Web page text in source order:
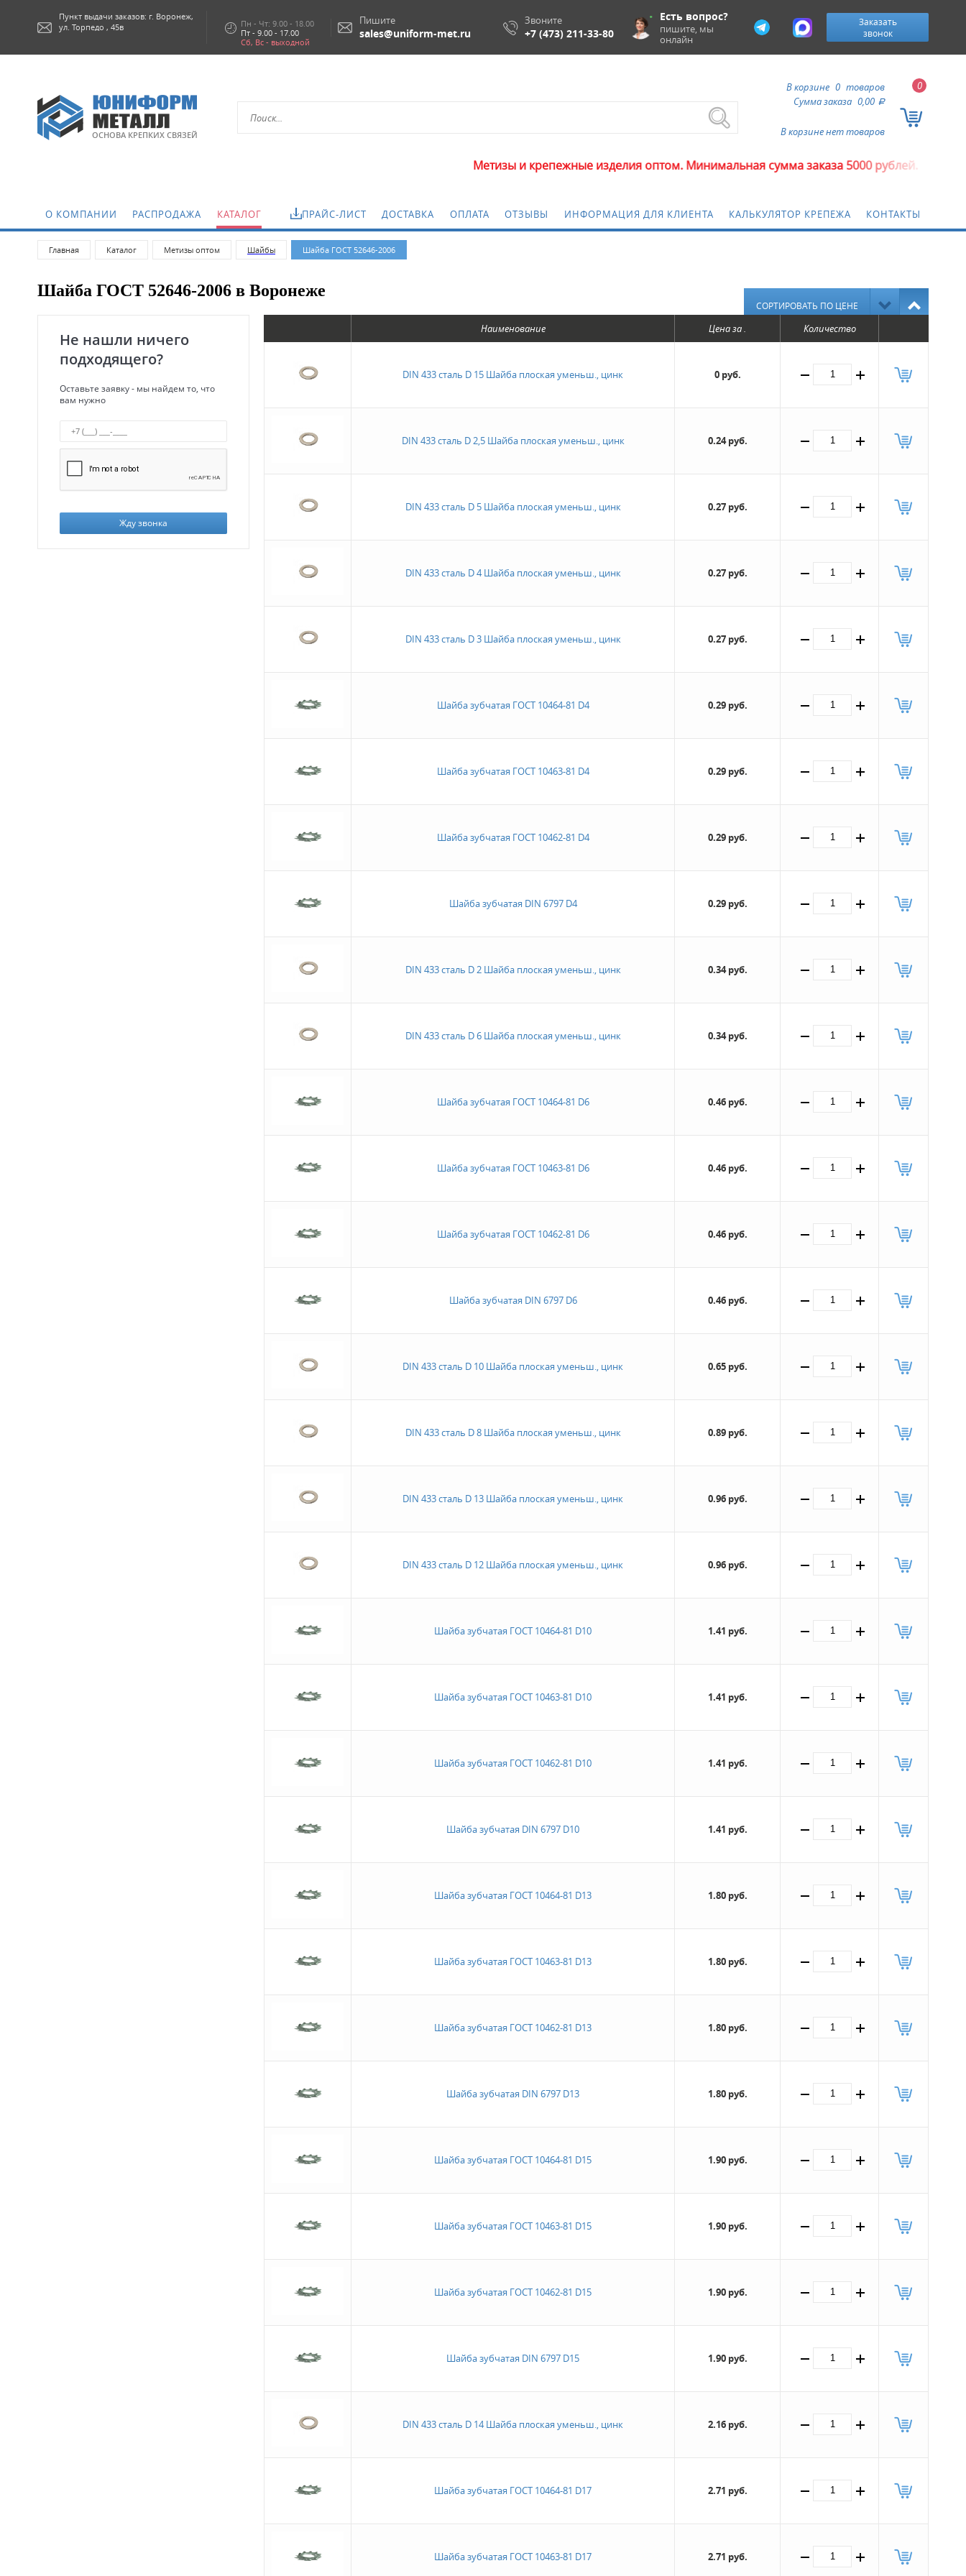
Есть вопрос?
пишите, мы
онлайн
Пункт выдачи заказов: г. Воронеж,
ул. Торпедо , 45в
Пн - Чт: 9.00 - 18.00
Пт - 9.00 - 17.00
Сб, Вс - выходной
Пишите
sales@uniform-met.ru
Звоните
+7 (473) 211-33-80
Заказать
звонок
ОСНОВА КРЕПКИХ СВЯЗЕЙ
0
В корзине 0 товаров
Сумма заказа 0,00 a
В корзине нет товаров
Метизы и крепежные изделия оптом. Минимальная сумма заказа 5000 рублей.
О КОМПАНИИ РАСПРОДАЖА КАТАЛОГ ПРАЙС-ЛИСТ ДОСТАВКА ОПЛАТА ОТЗЫВЫ ИНФОРМАЦИЯ ДЛЯ КЛИЕНТА КАЛЬКУЛЯТОР КРЕПЕЖА КОНТАКТЫ
Главная Каталог Метизы оптом Шайбы Шайба ГОСТ 52646-2006
Шайба ГОСТ 52646-2006 в Воронеже
СОРТИРОВАТЬ ПО ЦЕНЕ
Не нашли ничего
подходящего?
Оставьте заявку - мы найдем то, что
вам нужно
Жду звонка
Наименование Цена за . Количество
DIN 433 сталь D 15 Шайба плоская уменьш., цинк 0 руб.
DIN 433 сталь D 2,5 Шайба плоская уменьш., цинк 0.24 руб.
DIN 433 сталь D 5 Шайба плоская уменьш., цинк 0.27 руб.
DIN 433 сталь D 4 Шайба плоская уменьш., цинк 0.27 руб.
DIN 433 сталь D 3 Шайба плоская уменьш., цинк 0.27 руб.
Шайба зубчатая ГОСТ 10464-81 D4 0.29 руб.
Шайба зубчатая ГОСТ 10463-81 D4 0.29 руб.
Шайба зубчатая ГОСТ 10462-81 D4 0.29 руб.
Шайба зубчатая DIN 6797 D4 0.29 руб.
DIN 433 сталь D 2 Шайба плоская уменьш., цинк 0.34 руб.
DIN 433 сталь D 6 Шайба плоская уменьш., цинк 0.34 руб.
Шайба зубчатая ГОСТ 10464-81 D6 0.46 руб.
Шайба зубчатая ГОСТ 10463-81 D6 0.46 руб.
Шайба зубчатая ГОСТ 10462-81 D6 0.46 руб.
Шайба зубчатая DIN 6797 D6 0.46 руб.
DIN 433 сталь D 10 Шайба плоская уменьш., цинк 0.65 руб.
DIN 433 сталь D 8 Шайба плоская уменьш., цинк 0.89 руб.
DIN 433 сталь D 13 Шайба плоская уменьш., цинк 0.96 руб.
DIN 433 сталь D 12 Шайба плоская уменьш., цинк 0.96 руб.
Шайба зубчатая ГОСТ 10464-81 D10 1.41 руб.
Шайба зубчатая ГОСТ 10463-81 D10 1.41 руб.
Шайба зубчатая ГОСТ 10462-81 D10 1.41 руб.
Шайба зубчатая DIN 6797 D10 1.41 руб.
Шайба зубчатая ГОСТ 10464-81 D13 1.80 руб.
Шайба зубчатая ГОСТ 10463-81 D13 1.80 руб.
Шайба зубчатая ГОСТ 10462-81 D13 1.80 руб.
Шайба зубчатая DIN 6797 D13 1.80 руб.
Шайба зубчатая ГОСТ 10464-81 D15 1.90 руб.
Шайба зубчатая ГОСТ 10463-81 D15 1.90 руб.
Шайба зубчатая ГОСТ 10462-81 D15 1.90 руб.
Шайба зубчатая DIN 6797 D15 1.90 руб.
DIN 433 сталь D 14 Шайба плоская уменьш., цинк 2.16 руб.
Шайба зубчатая ГОСТ 10464-81 D17 2.71 руб.
Шайба зубчатая ГОСТ 10463-81 D17 2.71 руб.